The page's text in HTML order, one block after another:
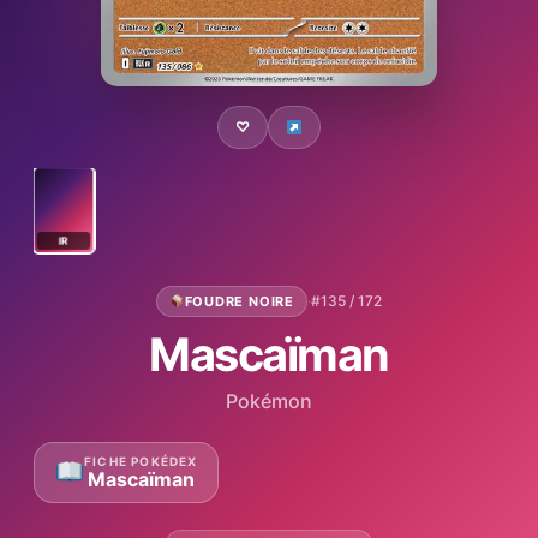
♡
IR
FOUDRE NOIRE ·#135 / 172
Mascaïman
Pokémon
FICHE POKÉDEX
Mascaïman